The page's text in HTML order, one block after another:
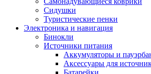
Сидушки
Туристические пенки
Электроника и навигация
Бинокли
Источники питания
Аккумуляторы и
Аксессуары для
Батарейки